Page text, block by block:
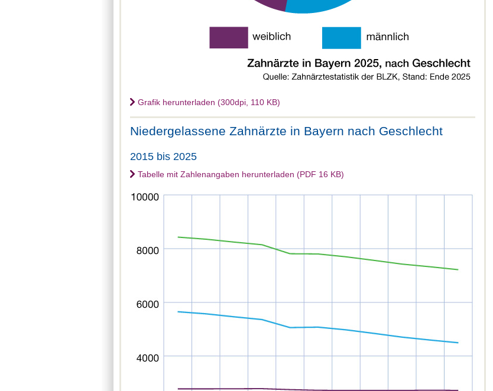
Grafik herunterladen (300dpi, 110 KB)
Niedergelassene Zahnärzte in Bayern nach Geschlecht
2015 bis 2025
Tabelle mit Zahlenangaben herunterladen (PDF 16 KB)